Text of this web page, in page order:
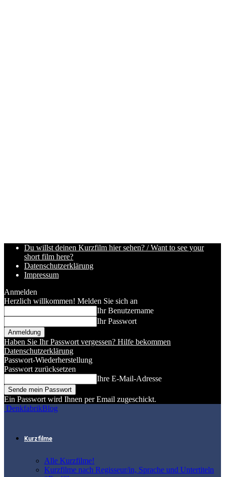
Du willst deinen Kurzfilm hier sehen? / Want to see your
short film here?
Datenschutzerklärung
Impressum
Anmelden
Herzlich willkommen! Melden Sie sich an
Ihr Benutzername
Ihr Passwort
Haben Sie Ihr Passwort vergessen? Hilfe bekommen
Datenschutzerklärung
Passwort-Wiederherstellung
Passwort zurücksetzen
Ihre E-Mail-Adresse
Ein Passwort wird Ihnen per Email zugeschickt.
DenkfabrikBlog
Kurzfilme
Alle Kurzfilme!
Kurzfilme nach Regisseur/in, Sprache und Untertiteln